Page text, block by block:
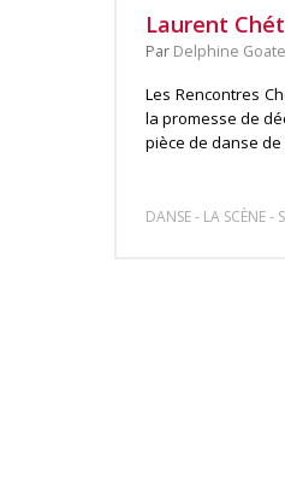
Laurent
Par Delphine
Les Rencontres
la promesse de
pièce de danse
DANSE- LA SCÈNE-